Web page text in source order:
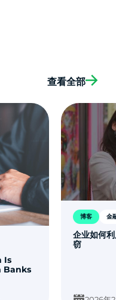
查看全部
Is
Banks
博客 金
企业如何
窃